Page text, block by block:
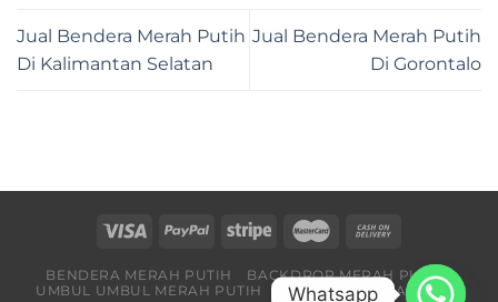
Jual Bendera Merah Putih
Di Kalimantan Selatan
Jual Bendera Merah Putih
Di Gorontalo
BENDERA MERAH PUTIH
BACKDROP MERAH PUTIH
UMBUL UMBUL MERAH PUTIH
BENDERA PARTAI BLOG
Whatsapp